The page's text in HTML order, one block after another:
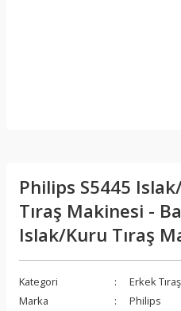
Philips S5445
Tıraş Makinesi -
Islak/Kuru Tıraş
Kategori
Erkek
Marka
Philips